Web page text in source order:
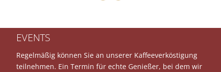
EVENTS
Regelmäßig können Sie an unserer Kaffeeverköstigung
teilnehmen. Ein Termin für echte Genießer, bei dem wir